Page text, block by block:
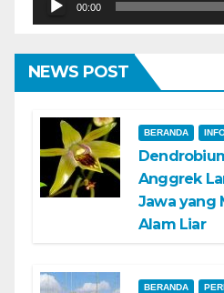
00:00
NEWS POST
BERANDA
Anggrek
Jawa yang
Alam Liar
BERANDA